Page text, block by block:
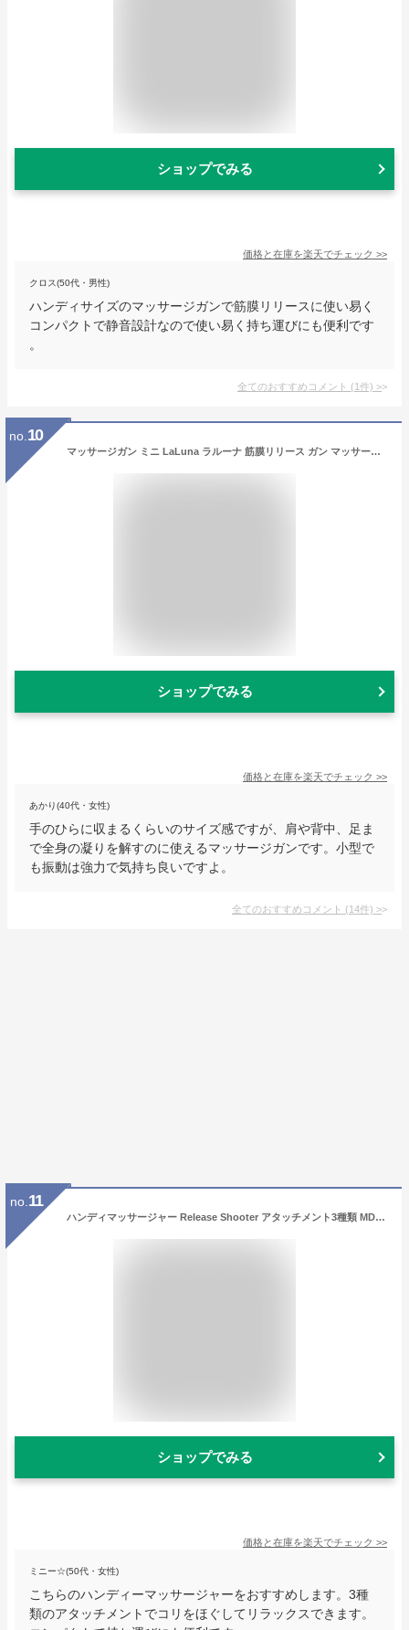
ショップでみる
価格と在庫を楽天でチェック >>
クロス(50代・男性)
ハンディサイズのマッサージガンで筋膜リリースに使い易く
コンパクトで静音設計なので使い易く持ち運びにも便利です
。
全てのおすすめコメント (1件) >
no. 10
マッサージガン ミニ LaLuna ラルーナ 筋膜リリース ガン マッサージ機 電動マッサージ機 mini 小型 軽量 自宅 ケア コンパクト マッサージャー ハンディガン 背中 腰 全身 足 首 肩甲骨 ボディ 健康器具 ホワイト
ショップでみる
価格と在庫を楽天でチェック >>
あかり(40代・女性)
手のひらに収まるくらいのサイズ感ですが、肩や背中、足ま
で全身の凝りを解すのに使えるマッサージガンです。小型で
も振動は強力で気持ち良いですよ。
全てのおすすめコメント (14件) >
no. 11
ハンディマッサージャー Release Shooter アタッチメント3種類 MD-1301 ブラック マッサージャー マッサージ機 家庭用 電動 リラックス 筋肉痛 肩 首 足 脚 腰 腕 ふくらはぎ 足裏 コンパクト 小型 丸型 U字型 平型 スライヴ THRIVE 【送料無料】
ショップでみる
価格と在庫を楽天でチェック >>
ミニー☆(50代・女性)
こちらのハンディーマッサージャーをおすすめします。3種
類のアタッチメントでコリをほぐしてリラックスできます。